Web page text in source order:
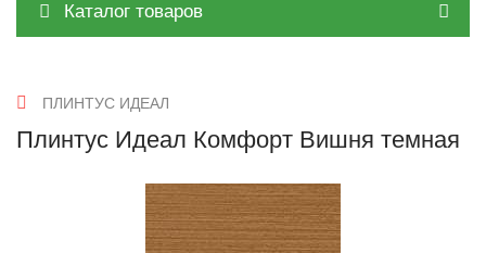
Каталог товаров
ПЛИНТУС ИДЕАЛ
Плинтус Идеал Комфорт Вишня темная